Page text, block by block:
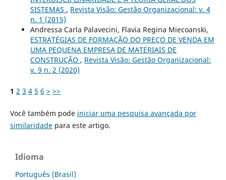
SISTEMAS , Revista Visão: Gestão Organizacional: v. 4
n. 1 (2015)
Andressa Carla Palavecini, Flavia Regina Miecoanski,
ESTRATÉGIAS DE FORMAÇÃO DO PREÇO DE VENDA EM
UMA PEQUENA EMPRESA DE MATERIAIS DE
CONSTRUÇÃO , Revista Visão: Gestão Organizacional:
v. 9 n. 2 (2020)
1 2 3 4 5 6 > >>
Você também pode iniciar uma pesquisa avançada por
similaridadepara este artigo.
Idioma
Português (Brasil)